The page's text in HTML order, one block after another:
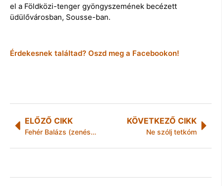
el a Földközi-tenger gyöngyszemének becézett
üdülővárosban, Sousse-ban.
Érdekesnek találtad? Oszd meg a Facebookon!
ELŐZŐ CIKK
Fehér Balázs (zenész, modell) a Sztárportréban!
KÖVETKEZŐ CIKK
Ne szólj tetkóm